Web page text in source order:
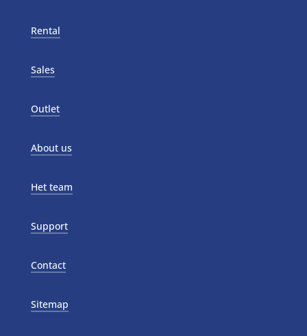
Rental
Sales
Outlet
About us
Het team
Support
Contact
Sitemap